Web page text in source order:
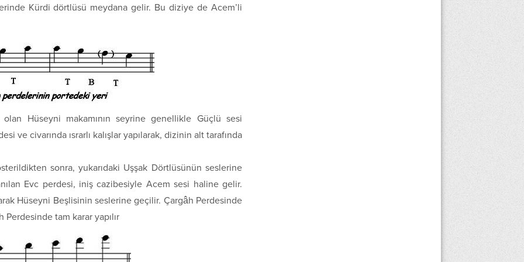
Kürdi dörtlüsü meydana gelir. Bu diziye de Acem’li
olan Hüseyni makamının seyrine genellikle Güçlü sesi
ve civarında ısrarlı kalışlar yapılarak, dizinin alt tarafında
sonra, yukarıdaki Uşşak Dörtlüsünün seslerine
Evc perdesi, iniş cazibesiyle Acem sesi haline gelir.
Hüseyni Beşlisinin seslerine geçilir. Çargâh Perdesinde
Perdesinde tam karar yapılır